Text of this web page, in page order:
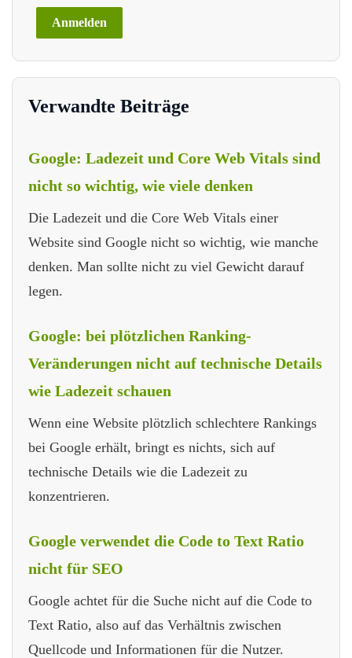
Verwandte Beiträge
Google: Ladezeit und Core Web Vitals sind
nicht so wichtig, wie viele denken
Die Ladezeit und die Core Web Vitals einer
Website sind Google nicht so wichtig, wie manche
denken. Man sollte nicht zu viel Gewicht darauf
legen.
Google: bei plötzlichen Ranking-
Veränderungen nicht auf technische Details
wie Ladezeit schauen
Wenn eine Website plötzlich schlechtere Rankings
bei Google erhält, bringt es nichts, sich auf
technische Details wie die Ladezeit zu
konzentrieren.
Google verwendet die Code to Text Ratio
nicht für SEO
Google achtet für die Suche nicht auf die Code to
Text Ratio, also auf das Verhältnis zwischen
Quellcode und Informationen für die Nutzer.